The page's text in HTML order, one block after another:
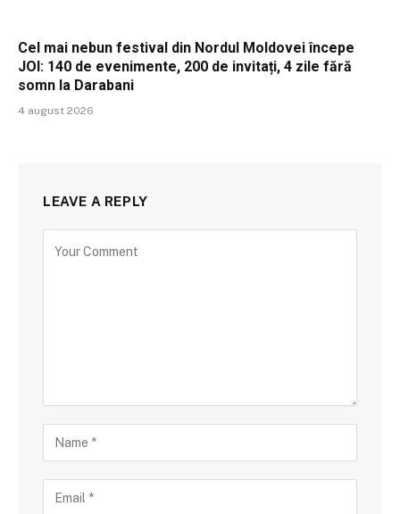
Cel mai nebun festival din Nordul Moldovei începe
JOI: 140 de evenimente, 200 de invitați, 4 zile fără
somn la Darabani
4 august 2026
LEAVE A REPLY